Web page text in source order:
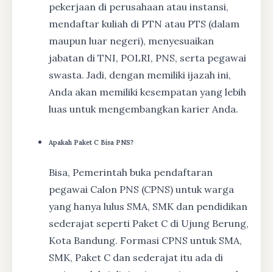
pekerjaan di perusahaan atau instansi,
mendaftar kuliah di PTN atau PTS (dalam
maupun luar negeri), menyesuaikan
jabatan di TNI, POLRI, PNS, serta pegawai
swasta. Jadi, dengan memiliki ijazah ini,
Anda akan memiliki kesempatan yang lebih
luas untuk mengembangkan karier Anda.
Apakah Paket C Bisa PNS?
Bisa, Pemerintah buka pendaftaran
pegawai Calon PNS (CPNS) untuk warga
yang hanya lulus SMA, SMK dan pendidikan
sederajat seperti Paket C di Ujung Berung,
Kota Bandung. Formasi CPNS untuk SMA,
SMK, Paket C dan sederajat itu ada di